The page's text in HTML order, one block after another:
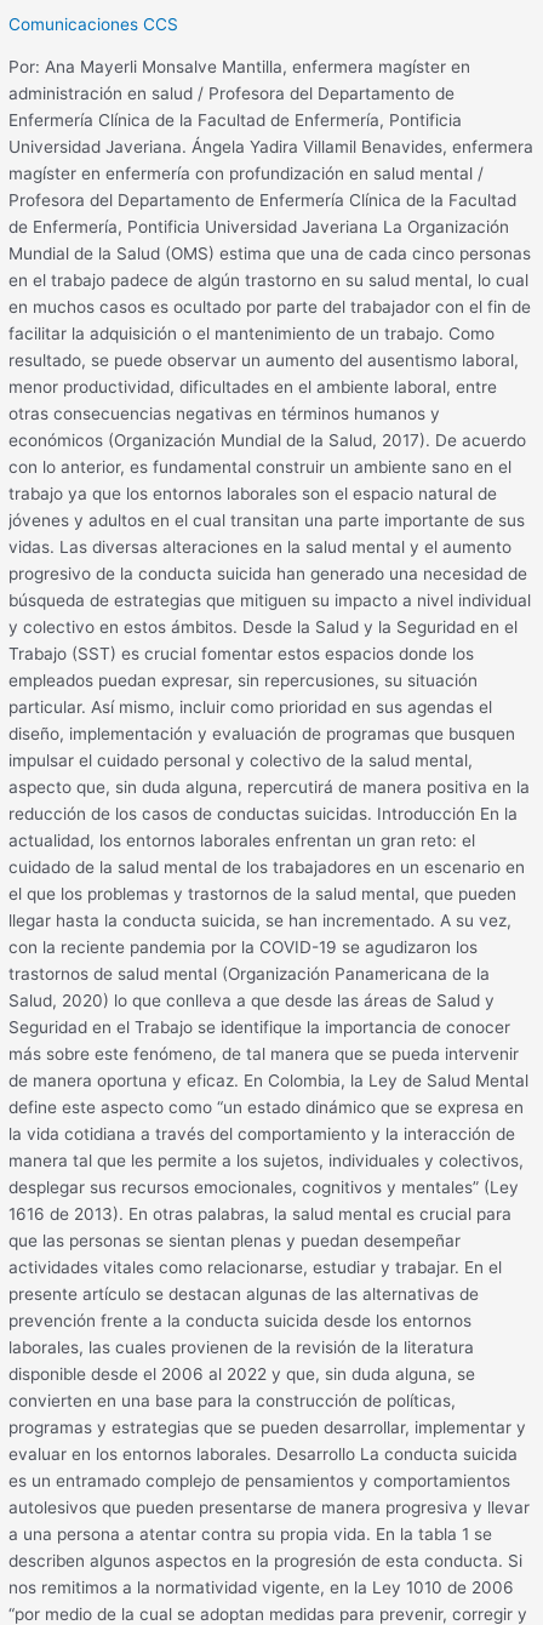
Comunicaciones CCS
Por: Ana Mayerli Monsalve Mantilla, enfermera magíster en
administración en salud / Profesora del Departamento de
Enfermería Clínica de la Facultad de Enfermería, Pontificia
Universidad Javeriana. Ángela Yadira Villamil Benavides, enfermera
magíster en enfermería con profundización en salud mental /
Profesora del Departamento de Enfermería Clínica de la Facultad
de Enfermería, Pontificia Universidad Javeriana La Organización
Mundial de la Salud (OMS) estima que una de cada cinco personas
en el trabajo padece de algún trastorno en su salud mental, lo cual
en muchos casos es ocultado por parte del trabajador con el fin de
facilitar la adquisición o el mantenimiento de un trabajo. Como
resultado, se puede observar un aumento del ausentismo laboral,
menor productividad, dificultades en el ambiente laboral, entre
otras consecuencias negativas en términos humanos y
económicos (Organización Mundial de la Salud, 2017). De acuerdo
con lo anterior, es fundamental construir un ambiente sano en el
trabajo ya que los entornos laborales son el espacio natural de
jóvenes y adultos en el cual transitan una parte importante de sus
vidas. Las diversas alteraciones en la salud mental y el aumento
progresivo de la conducta suicida han generado una necesidad de
búsqueda de estrategias que mitiguen su impacto a nivel individual
y colectivo en estos ámbitos. Desde la Salud y la Seguridad en el
Trabajo (SST) es crucial fomentar estos espacios donde los
empleados puedan expresar, sin repercusiones, su situación
particular. Así mismo, incluir como prioridad en sus agendas el
diseño, implementación y evaluación de programas que busquen
impulsar el cuidado personal y colectivo de la salud mental,
aspecto que, sin duda alguna, repercutirá de manera positiva en la
reducción de los casos de conductas suicidas. Introducción En la
actualidad, los entornos laborales enfrentan un gran reto: el
cuidado de la salud mental de los trabajadores en un escenario en
el que los problemas y trastornos de la salud mental, que pueden
llegar hasta la conducta suicida, se han incrementado. A su vez,
con la reciente pandemia por la COVID-19 se agudizaron los
trastornos de salud mental (Organización Panamericana de la
Salud, 2020) lo que conlleva a que desde las áreas de Salud y
Seguridad en el Trabajo se identifique la importancia de conocer
más sobre este fenómeno, de tal manera que se pueda intervenir
de manera oportuna y eficaz. En Colombia, la Ley de Salud Mental
define este aspecto como “un estado dinámico que se expresa en
la vida cotidiana a través del comportamiento y la interacción de
manera tal que les permite a los sujetos, individuales y colectivos,
desplegar sus recursos emocionales, cognitivos y mentales” (Ley
1616 de 2013). En otras palabras, la salud mental es crucial para
que las personas se sientan plenas y puedan desempeñar
actividades vitales como relacionarse, estudiar y trabajar. En el
presente artículo se destacan algunas de las alternativas de
prevención frente a la conducta suicida desde los entornos
laborales, las cuales provienen de la revisión de la literatura
disponible desde el 2006 al 2022 y que, sin duda alguna, se
convierten en una base para la construcción de políticas,
programas y estrategias que se pueden desarrollar, implementar y
evaluar en los entornos laborales. Desarrollo La conducta suicida
es un entramado complejo de pensamientos y comportamientos
autolesivos que pueden presentarse de manera progresiva y llevar
a una persona a atentar contra su propia vida. En la tabla 1 se
describen algunos aspectos en la progresión de esta conducta. Si
nos remitimos a la normatividad vigente, en la Ley 1010 de 2006
“por medio de la cual se adoptan medidas para prevenir, corregir y